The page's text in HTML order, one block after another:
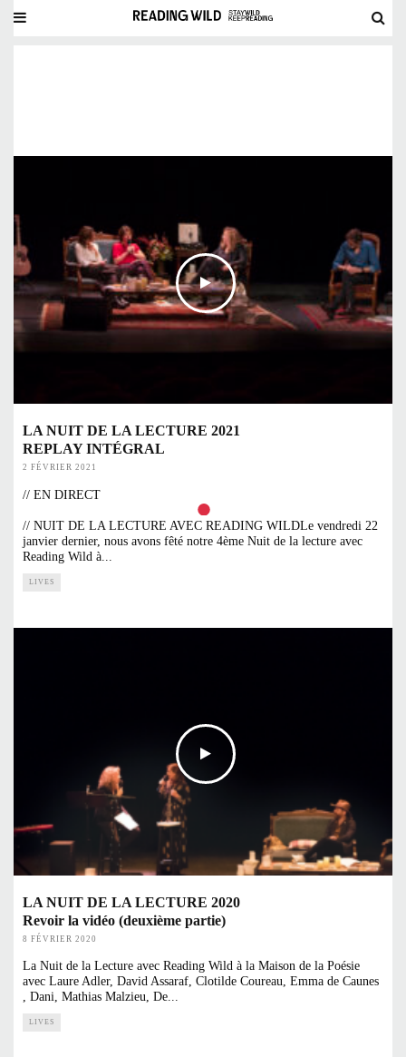
LA NUIT DE LA LECTURE 2021
REPLAY INTÉGRAL
2 FÉVRIER 2021
// EN DIRECT
// NUIT DE LA LECTURE AVEC READING WILDLe vendredi 22
janvier dernier, nous avons fêté notre 4ème Nuit de la lecture avec
Reading Wild à
LIVES
LA NUIT DE LA LECTURE 2020
Revoir la vidéo (deuxième partie)
8 FÉVRIER 2020
La Nuit de la Lecture avec Reading Wild à la Maison de la Poésie
avec Laure Adler, David Assaraf, Clotilde Coureau, Emma de Caunes
, Dani, Mathias Malzieu, De...
LIVES